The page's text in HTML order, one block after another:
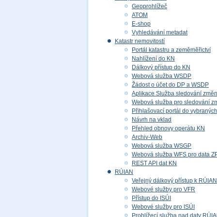
Geoprohlížeč
ATOM
E-shop
Vyhledávání metadat
Katastr nemovitostí
Portál katastru a zeměměřictví
Nahlížení do KN
Dálkový přístup do KN
Webová služba WSDP
Žádost o účet do DP a WSDP
Aplikace Služba sledování změn
Webová služba pro sledování
Přihlašovací portál do
Návrh na vklad
Přehled obnovy operátu KN
Archiv-Web
Webová služba WSGP
Webová služba WFS pro data
REST API dat KN
RÚIAN
Veřejný dálkový přístup k RÚIAN
Webové služby pro VFR
Přístup do ISÚI
Webové služby pro ISÚI
Prohlížecí služba nad daty